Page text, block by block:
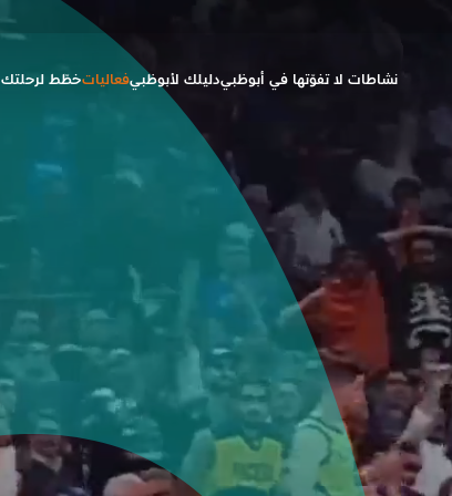
نشاطات لا تفوّتها في أبوظبيدليلك لأبوظبيفعالياتخطّط لرحلتك